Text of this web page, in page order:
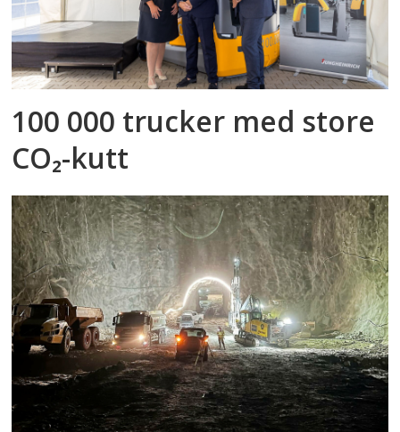
100 000 trucker med store
CO₂-kutt